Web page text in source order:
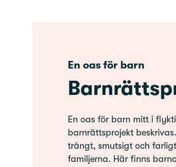
En oas för barn
En oas för barn mitt i
barnrättsprojekt
trångt, smutsigt och
familjerna. Här finns